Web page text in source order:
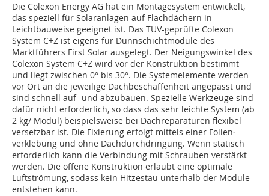
Die Colexon Energy AG hat ein Montagesystem entwickelt,
das speziell für Solaranlagen auf Flachdächern in
Leichtbauweise geeignet ist. Das TÜV-geprüfte Colexon
System C+Z ist eigens für Dünnschichtmodule des
Marktführers First Solar ausgelegt. Der Neigungswinkel des
Colexon System C+Z wird vor der Konstruktion bestimmt
und liegt zwischen 0° bis 30°. Die Systemelemente werden
vor Ort an die jeweilige Dachbeschaffenheit angepasst und
sind schnell auf- und abzubauen. Spezielle Werkzeuge sind
dafür nicht erforderlich, so dass das sehr leichte System (ab
2 kg/ Modul) beispielsweise bei Dach­reparaturen flexibel
versetzbar ist. Die Fixierung erfolgt mittels einer Folien­
verklebung und ohne Dachdurchdringung. Wenn statisch
erforderlich kann die Verbindung mit Schrauben verstärkt
werden. Die offene Konstruktion erlaubt eine optimale
Luftströmung, sodass kein Hitzestau unterhalb der Module
entstehen kann.